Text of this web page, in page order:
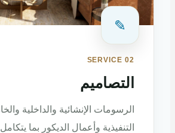
✎
SERVICE 02
التصاميم
الرسومات الإنشائية والداخلية والخارجية
التنفيذية وأعمال الديكور بما يتكامل مع